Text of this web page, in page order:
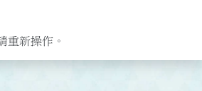
重新操作。